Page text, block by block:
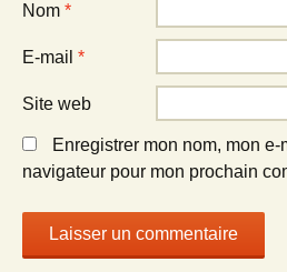
Nom *
E-mail *
Site web
Enregistrer mon nom, mon
navigateur pour mon prochain